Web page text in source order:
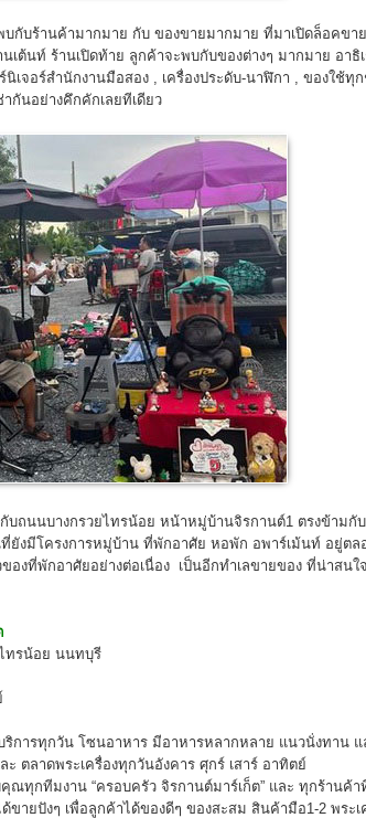
กับร้านค้ามากมาย กับ ของขายมากมาย ที่มาเปิดล็อคขา
ต้นท์ ร้านเปิดท้าย ลูกค้าจะพบกับของต่างๆ มากมาย อาธิ
นิเจอร์สำนักงานมือสอง , เครื่องประดับ-นาฬิกา , ของใช้ทุ
กันอย่างคึกคักเลยทีเดียว
บถนนบางกรวยไทรน้อย หน้าหมู่บ้านจิรกานต์1 ตรงข้ามกั
ยังมีโครงการหมู่บ้าน ที่พักอาศัย หอพัก อพาร์เม้นท์ อยู่ตล
งที่พักอาศัยอย่างต่อเนื่อง เป็นอีกทำเลขายของ ที่น่าสนใ
ทรน้อย นนทบุรี
ริการทุกวัน โซนอาหาร มีอาหารหลากหลาย แนวนั่งทาน แ
ตลาดพระเครื่องทุกวันอังคาร ศุกร์ เสาร์ อาทิตย์
กทีมงาน “ครอบครัว จิรกานต์มาร์เก็ต” และ ทุกร้านค้า
ด้ขายปังๆ เพื่อลูกค้าได้ของดีๆ ของสะสม สินค้ามือ1-2 พระเ